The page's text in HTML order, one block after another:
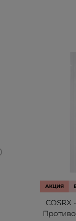
АКЦИЯ